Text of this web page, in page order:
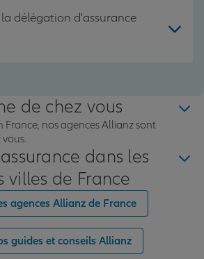
délégation d'assurance
de chez vous
France, nos agences Allianz sont
dans les
villes de France
agences Allianz de France
guides et conseils Allianz